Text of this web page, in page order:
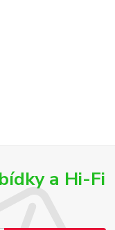
a Hi-Fi